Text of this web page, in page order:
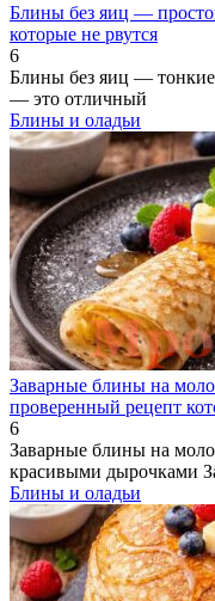
Блины без яиц —
которые не рвутся
6
Блины без яиц —
— это отличный
Блины и оладьи
Заварные блины на
проверенный рецепт
6
Заварные блины на
красивыми дырочками
Блины и оладьи